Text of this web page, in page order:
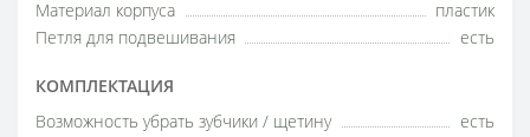
Материал корпуса
пластик
Петля для подвешивания
есть
КОМПЛЕКТАЦИЯ
Возможность убрать зубчики / щетину
есть